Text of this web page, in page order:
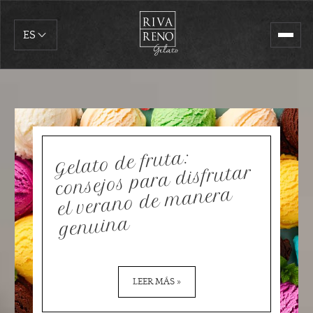
ES
Gelato de fruta:
consejos para disfrutar
el verano de
manera
genuina
LEER MÁS »